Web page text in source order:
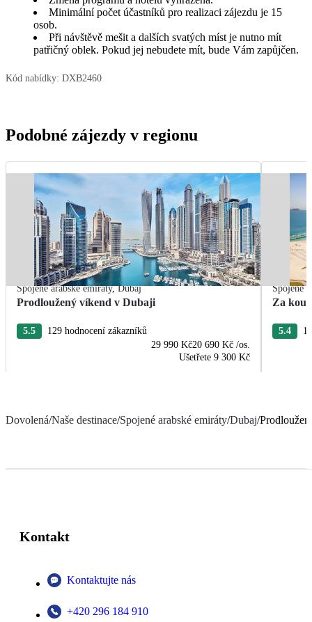
Minimální počet účastníků pro realizaci zájezdu je 15
osob.
Při návštěvě mešit a dalších svatých míst je nutno mít
patřičný oblek. Pokud jej nebudete mít, bude Vám zapůjčen.
Kód nabídky: DXB2460
Podobné zájezdy v regionu
Spojené arabské emiráty,Dubaj
Prodloužený víkend v Dubaji
5.5
129 hodnocení zákazníků
29 990 Kč20 690 Kč /os.
Ušetřete 9 300 Kč
Spojené
Za
5.4
Dovolená/Naše destinace/Spojené arabské emiráty/Dubaj/
Kontakt
Kontaktujte nás
+420 296 184 910